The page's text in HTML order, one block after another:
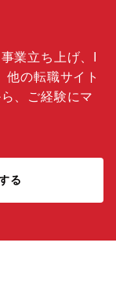
業立ち上げ、I
他の転職サイト
、ご経験にマ
る